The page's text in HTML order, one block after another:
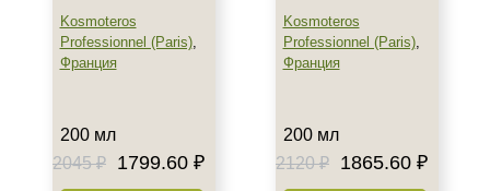
Kosmoteros
Professionnel (Paris),
Франция
200 мл
2045 ₽
1799.60 ₽
Kosmoteros
Professionnel (Paris),
Франция
200 мл
2120 ₽
1865.60 ₽